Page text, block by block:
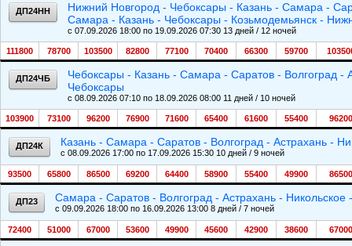
ДП24НН
Нижний Новгород - Чебоксары - Казань - Самара -
Самара - Казань - Чебоксары - Козьмодемьянск -
c 07.09.2026 18:00 по 19.09.2026 07:30 13 дней / 12 ночей
111800 78700 103500 82800 77100 70400 66300 59700
ДП24ЧБ
Чебоксары - Казань - Самара - Саратов - Волгоград -
Чебоксары
c 08.09.2026 07:10 по 18.09.2026 08:00 11 дней / 10 ночей
103900 73100 96200 76900 71600 65400 61600 55400 96200
ДП24К Казань - Самара - Саратов - Волгоград - Астрахань -
c 08.09.2026 17:00 по 17.09.2026 15:30 10 дней / 9 ночей
93500 65800 86500 69200 64400 58900 55400 49900 86500
ДП23 Самара - Саратов - Волгоград - Астрахань -
c 09.09.2026 18:00 по 16.09.2026 13:00 8 дней / 7 ночей
72400 51000 67000 53600 49900 45600 42900 38600 67000